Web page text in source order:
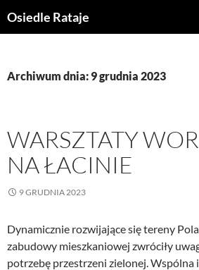
doOsiedle Rataje
Archiwum dnia: 9 grudnia 2023
WARSZTATY
NA ŁACINIE
9 GRUDNIA 2023
Dynamicznie rozwijające się tereny
zabudowy mieszkaniowej zwróciły
potrzebę przestrzeni zielonej.